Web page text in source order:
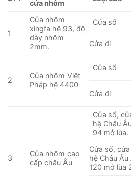
cửa nhôm
1
Cửa nhôm
xingfa hệ 93, độ
dày nhôm
2mm.
Cửa sổ
Cửa đi
2
Cửa nhôm Việt
Pháp hệ 4400
Cửa sổ
Cửa đi
3
Cửa nhôm cao
cấp châu Âu
Cửa sổ,
hệ Châu
94 mở lùa.
Cửa sổ,
hệ Châu Âu
120 mở lùa